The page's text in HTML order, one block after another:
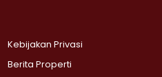
>
>
Kebijakan Privasi
Berita Properti